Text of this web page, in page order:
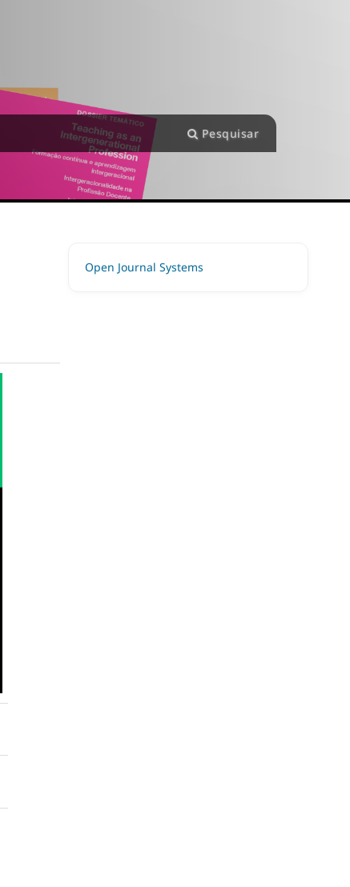
Pesquisar
Open Journal Systems